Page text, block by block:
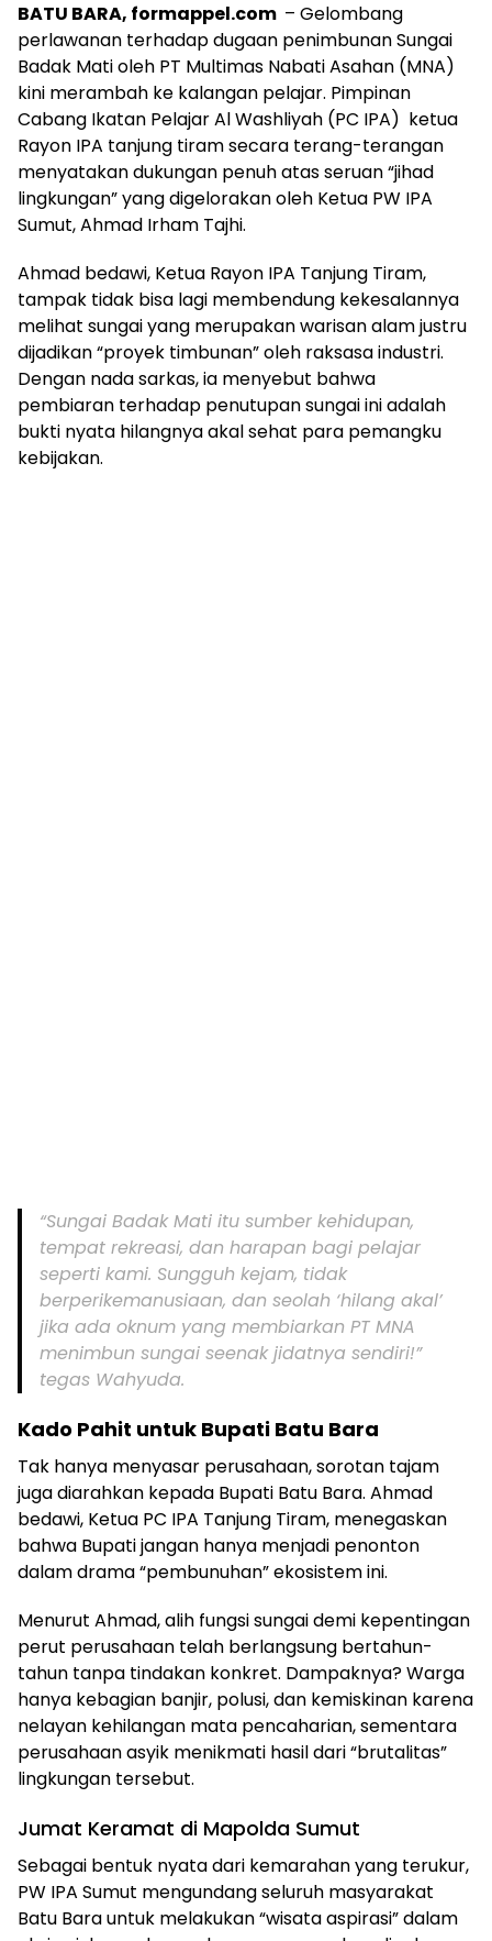
BATU BARA, formappel.com – Gelombang
perlawanan terhadap dugaan penimbunan Sungai
Badak Mati oleh PT Multimas Nabati Asahan (MNA)
kini merambah ke kalangan pelajar. Pimpinan
Cabang Ikatan Pelajar Al Washliyah (PC IPA) ketua
Rayon IPA tanjung tiram secara terang-terangan
menyatakan dukungan penuh atas seruan “jihad
lingkungan” yang digelorakan oleh Ketua PW IPA
Sumut,Ahmad Irham Tajhi.
Ahmad bedawi, Ketua Rayon IPA Tanjung Tiram,
tampak tidak bisa lagi membendung kekesalannya
melihat sungai yang merupakan warisan alam justru
dijadikan “proyek timbunan” oleh raksasa industri.
Dengan nada sarkas,ia menyebut bahwa
pembiaran terhadap penutupan sungai ini adalah
bukti nyata hilangnya akal sehat para pemangku
kebijakan.
“Sungai Badak Mati itu sumber kehidupan,
tempat rekreasi, dan harapan bagi pelajar
seperti kami. Sungguh kejam, tidak
berperikemanusiaan, dan seolah ‘hilang akal’
jika ada oknum yang membiarkan PT MNA
menimbun sungai seenak jidatnya sendiri!”
tegas Wahyuda.
Kado Pahit untuk Bupati Batu Bara
Tak hanya menyasar perusahaan,sorotan tajam
juga diarahkan kepada Bupati Batu Bara. Ahmad
bedawi, Ketua PC IPA Tanjung Tiram, menegaskan
bahwa Bupati jangan hanya menjadi penonton
dalam drama “pembunuhan” ekosistem ini.
Menurut Ahmad,alih fungsi sungai demi kepentingan
perut perusahaan telah berlangsung bertahun-
tahun tanpa tindakan konkret. Dampaknya?Warga
hanya kebagian banjir, polusi,dan kemiskinan karena
nelayan kehilangan mata pencaharian,sementara
perusahaan asyik menikmati hasil dari “brutalitas”
lingkungan tersebut.
Jumat Keramat di Mapolda Sumut
Sebagai bentuk nyata dari kemarahan yang terukur,
PW IPA Sumut mengundang seluruh masyarakat
Batu Bara untuk melakukan “wisata aspirasi” dalam